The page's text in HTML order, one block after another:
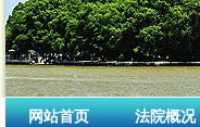
网站首页 法院概况